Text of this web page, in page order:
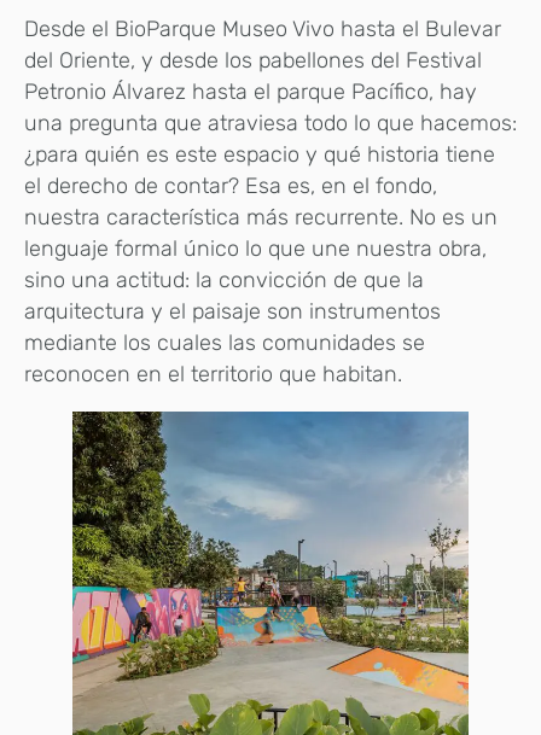
Desde el BioParque Museo Vivo hasta el Bulevar
del Oriente, y desde los pabellones del Festival
Petronio Álvarez hasta el parque Pacífico, hay
una pregunta que atraviesa todo lo que hacemos:
¿para quién es este espacio y qué historia tiene
el derecho de contar? Esa es, en el fondo,
nuestra característica más recurrente. No es un
lenguaje formal único lo que une nuestra obra,
sino una actitud: la convicción de que la
arquitectura y el paisaje son instrumentos
mediante los cuales las comunidades se
reconocen en el territorio que habitan.